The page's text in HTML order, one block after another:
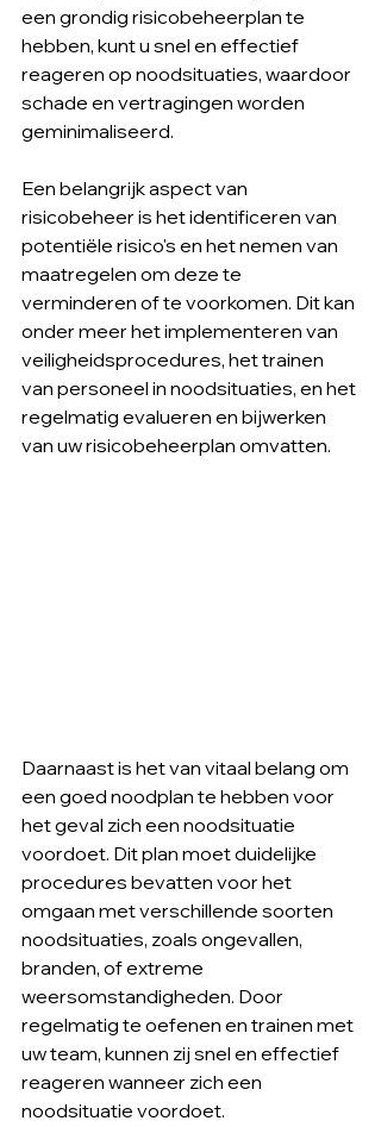
een grondig risicobeheerplan te
hebben, kunt u snel en effectief
reageren op noodsituaties, waardoor
schade en vertragingen worden
geminimaliseerd.
Een belangrijk aspect van
risicobeheer is het identificeren van
potentiële risico's en het nemen van
maatregelen om deze te
verminderen of te voorkomen. Dit kan
onder meer het implementeren van
veiligheidsprocedures, het trainen
van personeel in noodsituaties, en het
regelmatig evalueren en bijwerken
van uw risicobeheerplan omvatten.
Daarnaast is het van vitaal belang om
een goed noodplan te hebben voor
het geval zich een noodsituatie
voordoet. Dit plan moet duidelijke
procedures bevatten voor het
omgaan met verschillende soorten
noodsituaties, zoals ongevallen,
branden, of extreme
weersomstandigheden. Door
regelmatig te oefenen en trainen met
uw team, kunnen zij snel en effectief
reageren wanneer zich een
noodsituatie voordoet.